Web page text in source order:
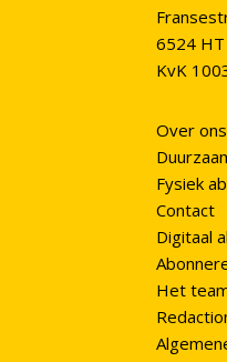
6524
KvK
Over ons
Fysiek
Contact
Digitaal
Het